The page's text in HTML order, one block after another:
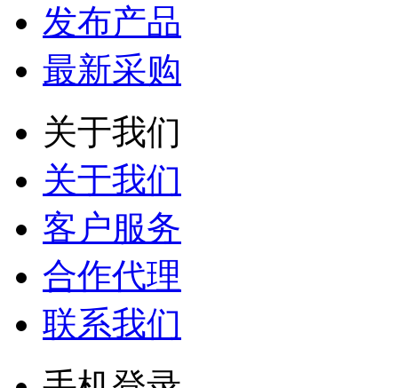
发布产品
最新采购
关于我们
关于我们
客户服务
合作代理
联系我们